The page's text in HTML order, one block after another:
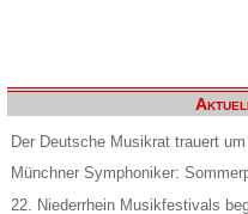
Der Deutsche Musikrat trauert
Münchner Symphoniker:
22. Niederrhein Musikfestivals